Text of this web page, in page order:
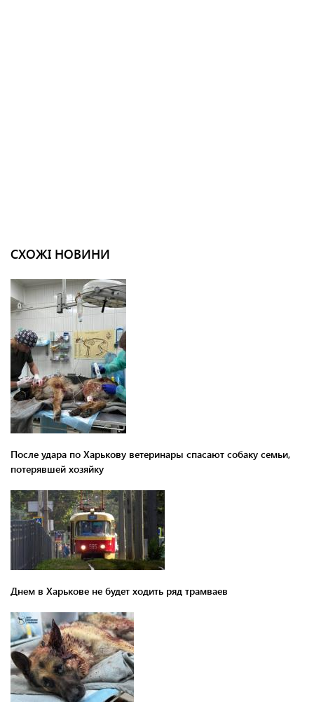
СХОЖІ НОВИНИ
После удара по Харькову ветеринары спасают собаку семьи,
потерявшей хозяйку
Днем в Харькове не будет ходить ряд трамваев